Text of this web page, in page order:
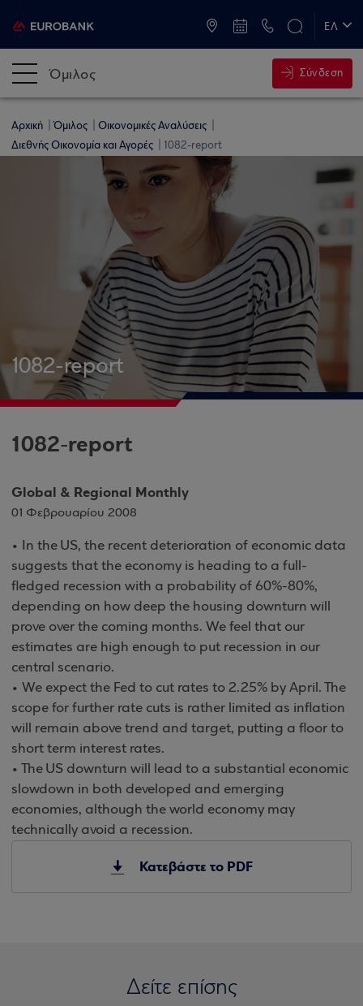
ΕΛ
Όμιλος Σύνδεση
Αρχική Όμιλος
Οικονομικές Αναλύσεις
Διεθνής Οικονομία και Αγορές
1082-report
1082-report
1082-report
Global & Regional Monthly
01 Φεβρουαρίου 2008
• In the US, the recent deterioration of economic data
suggests that the economy is heading to a full-
fledged recession with a probability of 60%-80%,
depending on how deep the housing downturn will
prove over the coming months. We feel that our
estimates are high enough to put recession in our
central scenario.
• We expect the Fed to cut rates to 2.25% by April. The
scope for further rate cuts is rather limited as inflation
will remain above trend and target, putting a floor to
short term interest rates.
• The US downturn will lead to a substantial economic
slowdown in both developed and emerging
economies, although the world economy may
technically avoid a recession.
Κατεβάστε το PDF
Δείτε επίσης